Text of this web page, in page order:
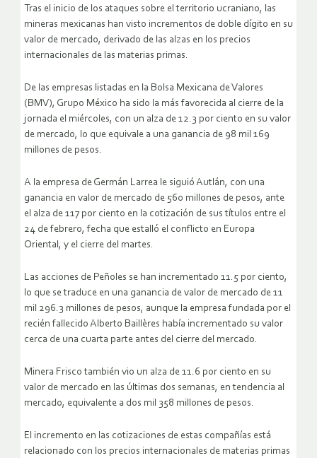
Tras el inicio de los ataques sobre el territorio ucraniano, las
mineras mexicanas han visto incrementos de doble dígito en su
valor de mercado, derivado de las alzas en los precios
internacionales de las materias primas.
De las empresas listadas en la Bolsa Mexicana de Valores
(BMV), Grupo México ha sido la más favorecida al cierre de la
jornada el miércoles, con un alza de 12.3 por ciento en su valor
de mercado, lo que equivale a una ganancia de 98 mil 169
millones de pesos.
A la empresa de Germán Larrea le siguió Autlán, con una
ganancia en valor de mercado de 560 millones de pesos, ante
el alza de 117 por ciento en la cotización de sus títulos entre el
24 de febrero, fecha que estalló el conflicto en Europa
Oriental, y el cierre del martes.
Las acciones de Peñoles se han incrementado 11.5 por ciento,
lo que se traduce en una ganancia de valor de mercado de 11
mil 296.3 millones de pesos, aunque la empresa fundada por el
recién fallecido Alberto Baillères había incrementado su valor
cerca de una cuarta parte antes del cierre del mercado.
Minera Frisco también vio un alza de 11.6 por ciento en su
valor de mercado en las últimas dos semanas, en tendencia al
mercado, equivalente a dos mil 358 millones de pesos.
El incremento en las cotizaciones de estas compañías está
relacionado con los precios internacionales de materias primas